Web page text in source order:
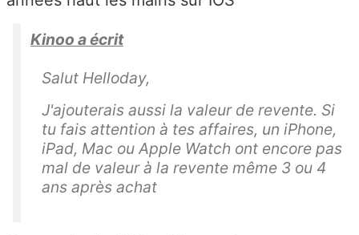
Kinoo a écrit
Salut Helloday,
J'ajouterais aussi la valeur de revente. Si
tu fais attention à tes affaires, un iPhone,
iPad, Mac ou Apple Watch ont encore pas
mal de valeur à la revente même 3 ou 4
ans après achat